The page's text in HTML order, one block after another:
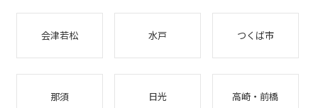
会津若松 水戸 つくば市
那須 日光 高崎・前橋